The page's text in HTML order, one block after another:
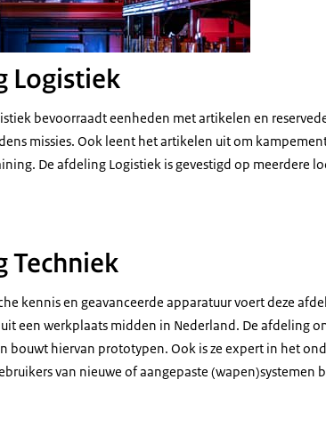
Logistiek
bevoorraadt eenheden met artikelen en
missies. Ook leent het artikelen uit om
De afdeling Logistiek is gevestigd op meerdere
Een militair voert onderhoud uit aan een gepantserd voertuig
Techniek
kennis en geavanceerde apparatuur voert deze
een werkplaats midden in Nederland. De afdeling
bouwt hiervan prototypen. Ook is ze expert in het
van nieuwe of aangepaste (wapen)systemen